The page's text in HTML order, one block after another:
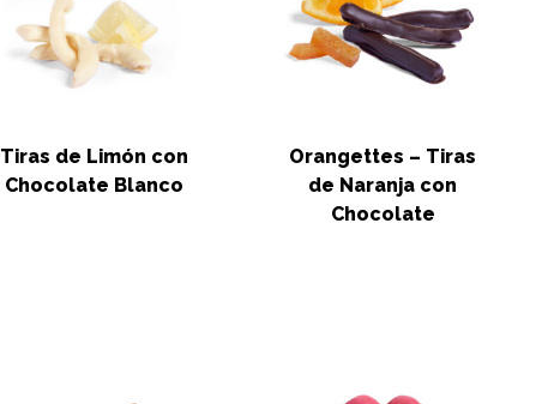
Tiras de Limón con
Chocolate Blanco
Orangettes – Tiras
de Naranja con
Chocolate